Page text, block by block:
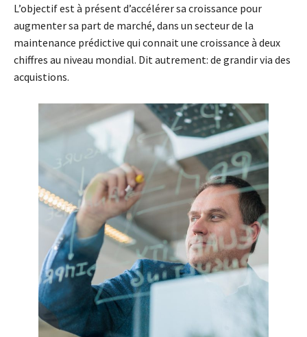
L’objectif est à présent d’accélérer sa croissance pour
augmenter sa part de marché, dans un secteur de la
maintenance prédictive qui connait une croissance à deux
chiffres au niveau mondial. Dit autrement: de grandir via des
acquistions.